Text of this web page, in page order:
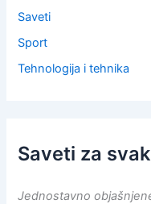
Saveti
Sport
Tehnologija i tehnika
Saveti za
Jednostavno